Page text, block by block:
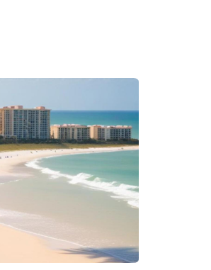
sobre compra y
de contenido visual,
la venta puede atraer a
incluya a otros
permite a los agentes